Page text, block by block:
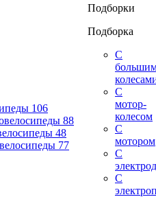
106
88
48
77
Подборки
Подборка
С
С
мотор-
колесом
С
мотором
С
С